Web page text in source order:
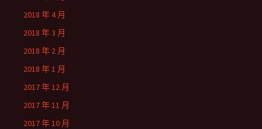
2018 年 4 月
2018 年 3 月
2018 年 2 月
2018 年 1 月
2017 年 12 月
2017 年 11 月
2017 年 10 月